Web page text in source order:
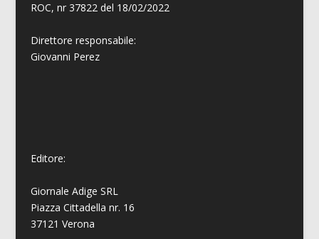
ROC, nr 37822 del 18/02/2022
Direttore responsabile:
Giovanni Perez
Editore:
Giornale Adige SRL
Piazza Cittadella nr. 16
37121 Verona